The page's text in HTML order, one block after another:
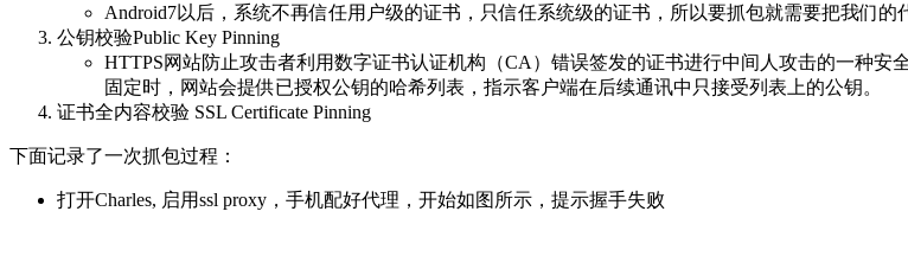
Android7以后，系统不再信任用户级的证书，只信任系统级的证书，所以要抓包就需要把我们的
公钥校验Public Key Pinning
HTTPS网站防止攻击者利用数字证书认证机构（CA）错误签发的证书进行中间人攻击的一种
固定时，网站会提供已授权公钥的哈希列表，指示客户端在后续通讯中只接受列表上的公钥。
证书全内容校验 SSL Certificate Pinning
下面记录了一次抓包过程：
打开Charles, 启用ssl proxy，手机配好代理，开始如图所示，提示握手失败